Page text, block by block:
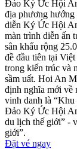
Đảo Ký Ức Hội
địa phương hướng
diễn Ký Ức Hội
màn trình diễn ấn
sân khấu rộng
đề đầu tiên tại
trong kiến trúc và
sầm uất. Hoi An
định nghĩa mới về
vinh danh là
Đảo Ký Ức Hội
du lịch thế giới” -
giới”.
Đặt vé ngay